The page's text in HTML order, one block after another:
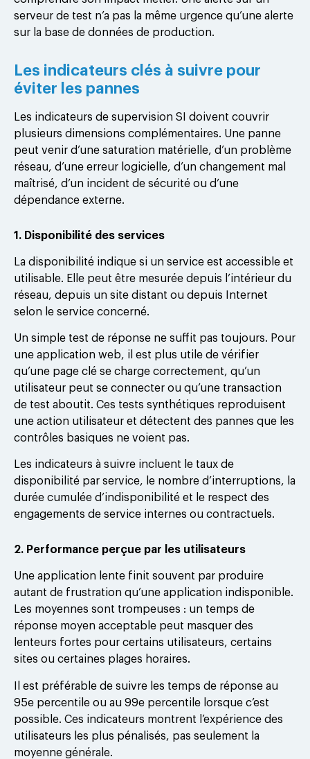
serveur de test n’a pas la même urgence qu’une alerte
sur la base de données de production.
Les indicateurs clés à suivre pour
éviter les pannes
Les indicateurs de supervision SI doivent couvrir
plusieurs dimensions complémentaires. Une panne
peut venir d’une saturation matérielle, d’un problème
réseau, d’une erreur logicielle, d’un changement mal
maîtrisé, d’un incident de sécurité ou d’une
dépendance externe.
1. Disponibilité des services
La disponibilité indique si un service est accessible et
utilisable. Elle peut être mesurée depuis l’intérieur du
réseau, depuis un site distant ou depuis Internet
selon le service concerné.
Un simple test de réponse ne suffit pas toujours. Pour
une application web, il est plus utile de vérifier
qu’une page clé se charge correctement, qu’un
utilisateur peut se connecter ou qu’une transaction
de test aboutit. Ces tests synthétiques reproduisent
une action utilisateur et détectent des pannes que les
contrôles basiques ne voient pas.
Les indicateurs à suivre incluent le taux de
disponibilité par service, le nombre d’interruptions, la
durée cumulée d’indisponibilité et le respect des
engagements de service internes ou contractuels.
2. Performance perçue par les utilisateurs
Une application lente finit souvent par produire
autant de frustration qu’une application indisponible.
Les moyennes sont trompeuses : un temps de
réponse moyen acceptable peut masquer des
lenteurs fortes pour certains utilisateurs, certains
sites ou certaines plages horaires.
Il est préférable de suivre les temps de réponse au
95e percentile ou au 99e percentile lorsque c’est
possible. Ces indicateurs montrent l’expérience des
utilisateurs les plus pénalisés, pas seulement la
moyenne générale.